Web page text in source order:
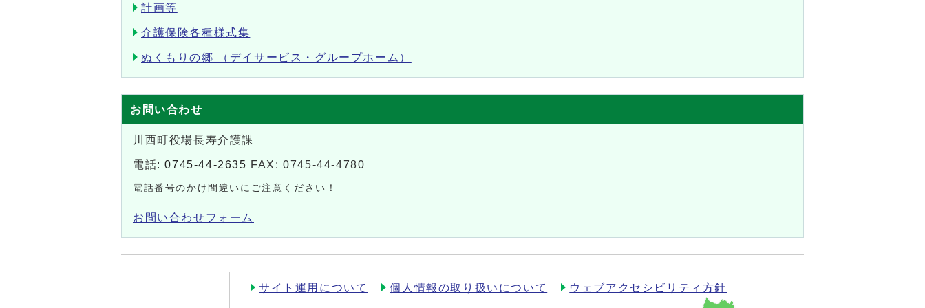
計画等
介護保険各種様式集
ぬくもりの郷 （デイサービス・グループホーム）
お問い合わせ
川西町役場長寿介護課
電話:0745-44-2635 FAX: 0745-44-4780
電話番号のかけ間違いにご注意ください！
お問い合わせフォーム
サイト運用について 個人情報の取り扱いについて ウェブアクセシビリティ方針